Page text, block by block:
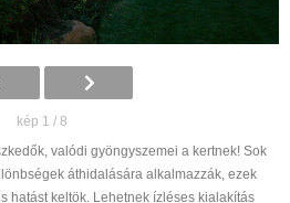
kép 1 / 8
valódi gyöngyszemei a kertnek! Sok
áthidalására alkalmazzák, ezek
hatást keltök. Lehetnek ízléses kialakítás